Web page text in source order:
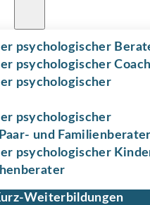
psychologischer
psychologischer Coach
psychologischer
psychologischer
und Familienberater
psychologischer
Weiterbildungen